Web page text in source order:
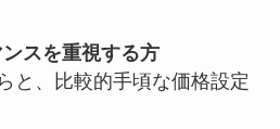
スを重視する方
と、比較的手頃な価格設定